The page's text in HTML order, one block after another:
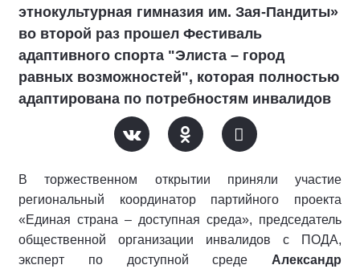
этнокультурная гимназия им. Зая-Пандиты»
во второй раз прошел Фестиваль
адаптивного спорта "Элиста – город
равных возможностей", которая полностью
адаптирована по потребностям инвалидов
В торжественном открытии приняли участие
региональный координатор партийного проекта
«Единая страна – доступная среда», председатель
общественной организации инвалидов с ПОДА,
эксперт по доступной среде Александр